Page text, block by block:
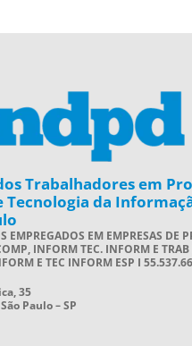
Trabalhadores em
Tecnologia da
EMPREGADOS EM EMPRESAS DE
INFORM TEC. INFORM E
E TEC INFORM ESP I
35
Paulo – SP